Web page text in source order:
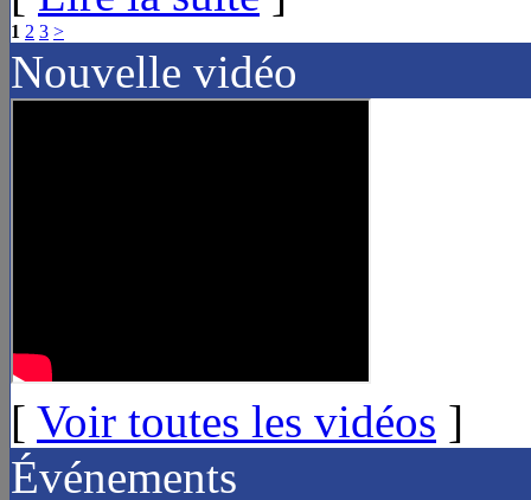
1 2 3 >
Nouvelle vidéo
[ Voir toutes les vidéos ]
Événements